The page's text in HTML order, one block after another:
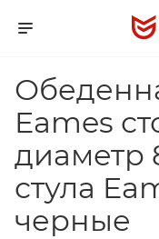
Eames
диаметр
стула
черные